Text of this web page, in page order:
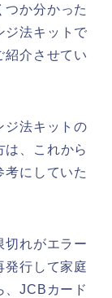
つか分かった
ジ法キットで
紹介させてい
ジ法キットの
は、これから
考にしていた
切れがエラー
発行して家庭
、JCBカード